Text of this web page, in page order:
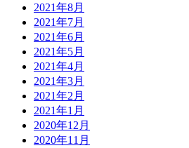
2021年8月
2021年7月
2021年6月
2021年5月
2021年4月
2021年3月
2021年2月
2021年1月
2020年12月
2020年11月